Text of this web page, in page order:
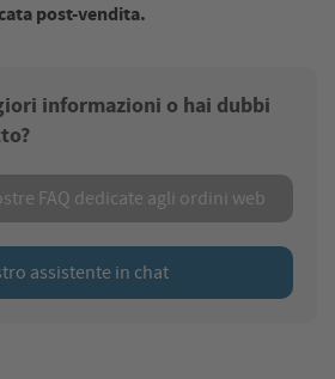
post-vendita.
informazioni o hai dubbi
FAQ dedicate agli ordini web
assistente in chat